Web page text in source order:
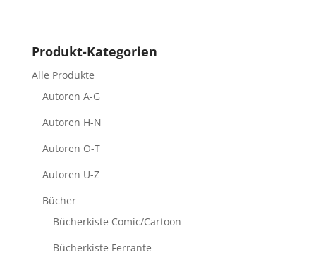
Produkt-Kategorien
Alle Produkte
Autoren A-G
Autoren H-N
Autoren O-T
Autoren U-Z
Bücher
Bücherkiste Comic/Cartoon
Bücherkiste Ferrante